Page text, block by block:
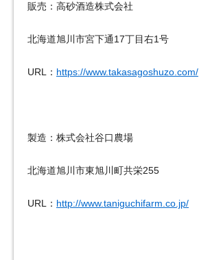
販売：高砂酒造株式会社
北海道旭川市宮下通17丁目右1号
URL： https://www.takasagoshuzo.com/
製造：株式会社谷口農場
北海道旭川市東旭川町共栄255
URL： http://www.taniguchifarm.co.jp/